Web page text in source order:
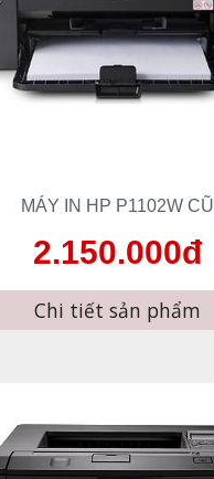
MÁY IN HP P1102W CŨ
2.150.000đ
Chi tiết sản phẩm